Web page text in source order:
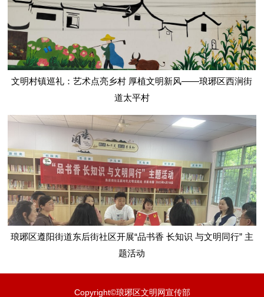
文明村镇巡礼：艺术点亮乡村 厚植文明新风——琅琊区西涧街
道太平村
琅琊区遵阳街道东后街社区开展“品书香 长知识 与文明同行” 主
题活动
Copyright©琅琊区文明网宣传部